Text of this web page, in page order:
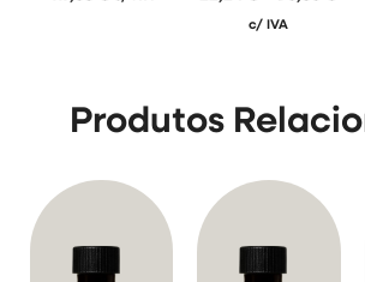
c/ IVA
Produtos